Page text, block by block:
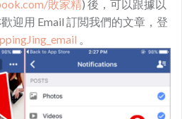
敗家精) 後，可以跟據以
迎用 Email 訂閲我們的文章，登
。